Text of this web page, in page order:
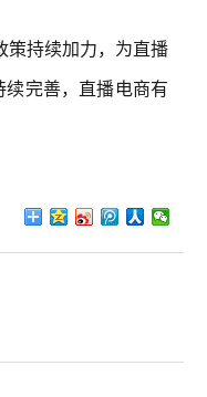
持续加力，为直播
完善，直播电商有